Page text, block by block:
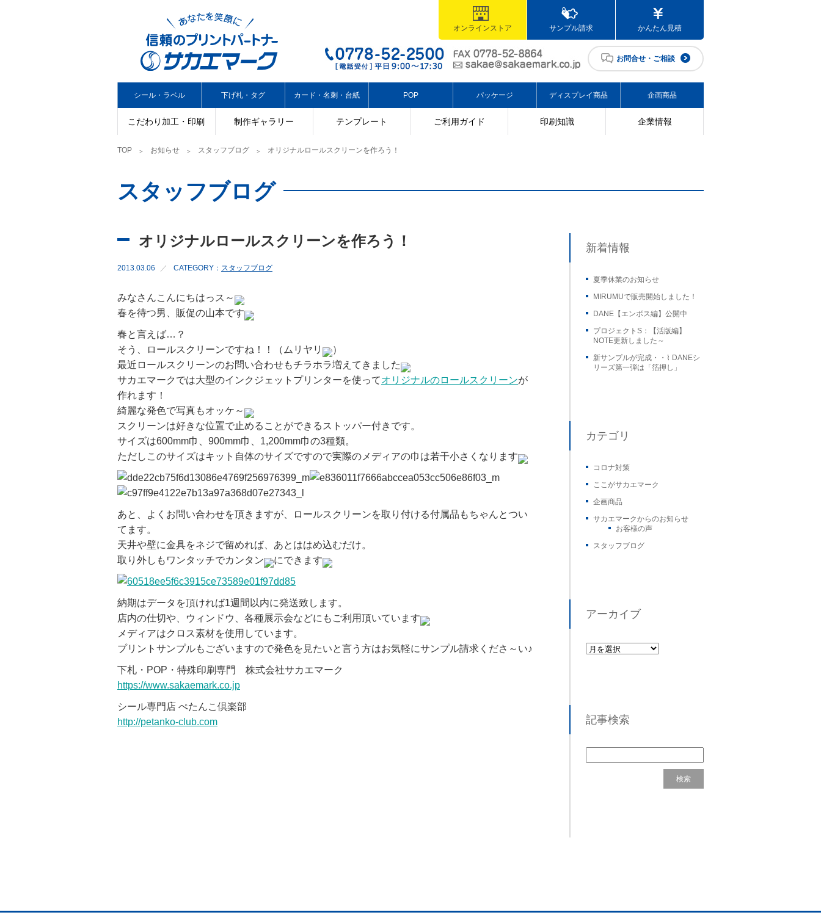
オンラインストア サンプル請求 かんたん見積
お問合せ・ご相談
こだわり加工・印刷 制作ギャラリー テンプレート ご利用ガイド 印刷知識 企業情報
シール・ラベル 下げ札・タグ カード・名刺・台紙 POP パッケージ ディスプレイ商品 企画商品
TOP お知らせ スタッフブログ オリジナルロールスクリーンを作ろう！
スタッフブログ
オリジナルロールスクリーンを作ろう！
2013.03.06 CATEGORY： スタッフブログ
みなさんこんにちはっス～
春を待つ男、販促の山本です
春と言えば…？
そう、ロールスクリーンですね！！（ムリヤリ
）
最近ロールスクリーンのお問い合わせもチラホラ増えてきました
サカエマークでは大型のインクジェットプリンターを使ってオリジナルのロールスクリーンが
作れます！
綺麗な発色で写真もオッケ～
スクリーンは好きな位置で止めることができるストッパー付きです。
サイズは600mm巾、900mm巾、1,200mm巾の3種類。
ただしこのサイズはキット自体のサイズですので実際のメディアの巾は若干小さくなります
あと、よくお問い合わせを頂きますが、ロールスクリーンを取り付ける付属品もちゃんとつい
てます。
天井や壁に金具をネジで留めれば、あとははめ込むだけ。
取り外しもワンタッチでカンタン
にできます
納期はデータを頂ければ1週間以内に発送致します。
店内の仕切や、ウィンドウ、各種展示会などにもご利用頂いています
メディアはクロス素材を使用しています。
プリントサンプルもございますので発色を見たいと言う方はお気軽にサンプル請求くださ～い♪
下札・POP・特殊印刷専門 株式会社サカエマーク
https://www.sakaemark.co.jp
シール専門店 ぺたんこ倶楽部
http://petanko-club.com
新着情報
夏季休業のお知らせ
MIRUMUで販売開始しました！
DANE【エンボス編】公開中
プロジェクトS：【活版編】
NOTE更新しました～
新サンプルが完成・・⌇ DANEシ
リーズ第一弾は「箔押し」
カテゴリ
コロナ対策
ここがサカエマーク
企画商品
サカエマークからのお知らせ
お客様の声
スタッフブログ
アーカイブ
記事検索